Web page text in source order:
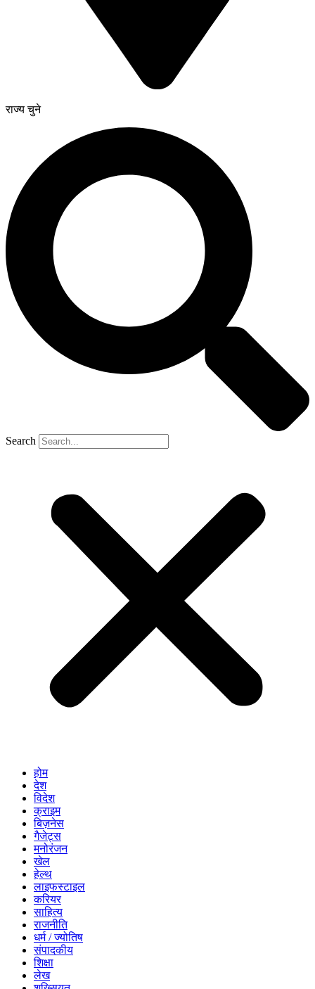
राज्य चुने
Search
होम
देश
विदेश
क्राइम
बिज़नेस
गैजेट्स
मनोरंजन
खेल
हेल्थ
लाइफस्टाइल
करियर
साहित्य
राजनीति
धर्म / ज्योतिष
संपादकीय
शिक्षा
लेख